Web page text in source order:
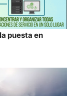
puesta en